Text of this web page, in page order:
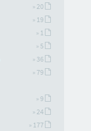
» 20
» 19
» 1
» 5
» 36
» 79
» 9
» 24
» 177